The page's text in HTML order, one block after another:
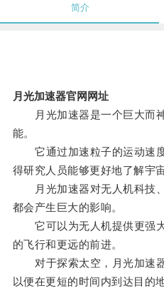
简介
月光加速器官网网址
月光加速器是一个巨大而神
能。
它通过加速粒子的运动速度
得研究人员能够更好地了解宇
月光加速器对无人机科技
都会产生巨大的影响。
它可以为无人机提供更强大
的飞行和更远的前进。
对于探索太空，月光加速
以便在更短的时间内到达目的地